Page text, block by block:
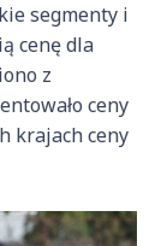
segmenty i
cenę dla
z
ceny
krajach ceny